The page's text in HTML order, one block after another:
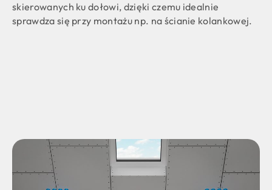
skierowanych ku dołowi, dzięki czemu idealnie
sprawdza się przy montażu np. na ścianie kolankowej.